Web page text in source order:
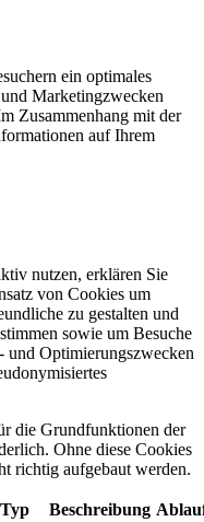
ein optimales
Marketingzwecken
Zusammenhang mit der
auf Ihrem
nutzen, erklären Sie
von Cookies um
zu gestalten und
sowie um Besuche
und Optimierungszwecken
die Grundfunktionen der
Ohne diese Cookies
richtig aufgebaut werden.
Typ Beschreibung